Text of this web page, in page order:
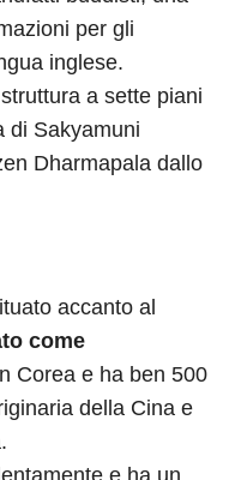
per gli
inglese.
a sette piani
di Sakyamuni
Dharmapala dallo
accanto al
come
Corea e ha ben 500
della Cina e